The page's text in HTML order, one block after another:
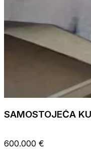
SAMOSTOJEĆA
600.000 €